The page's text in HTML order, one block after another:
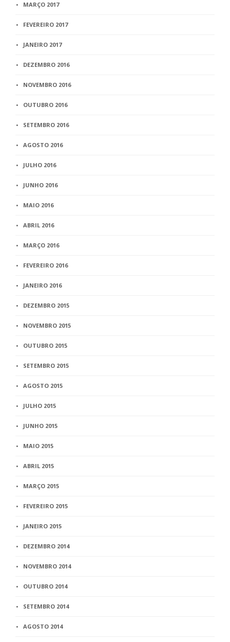
MARÇO 2017
FEVEREIRO 2017
JANEIRO 2017
DEZEMBRO 2016
NOVEMBRO 2016
OUTUBRO 2016
SETEMBRO 2016
AGOSTO 2016
JULHO 2016
JUNHO 2016
MAIO 2016
ABRIL 2016
MARÇO 2016
FEVEREIRO 2016
JANEIRO 2016
DEZEMBRO 2015
NOVEMBRO 2015
OUTUBRO 2015
SETEMBRO 2015
AGOSTO 2015
JULHO 2015
JUNHO 2015
MAIO 2015
ABRIL 2015
MARÇO 2015
FEVEREIRO 2015
JANEIRO 2015
DEZEMBRO 2014
NOVEMBRO 2014
OUTUBRO 2014
SETEMBRO 2014
AGOSTO 2014